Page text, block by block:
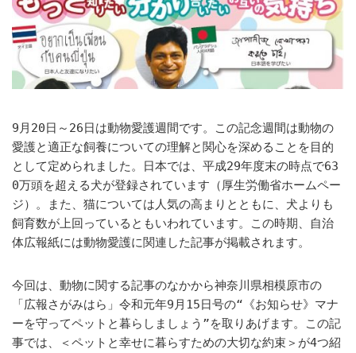
9月20日～26日は動物愛護週間です。この記念週間は動物の
愛護と適正な飼養についての理解と関心を深めることを目的
として定められました。日本では、平成29年度末の時点で63
0万頭を超える犬が登録されています（厚生労働省ホームペー
ジ）。また、猫については人気の高まりとともに、犬よりも
飼育数が上回っているともいわれています。この時期、自治
体広報紙には動物愛護に関連した記事が掲載されます。
今回は、動物に関する記事のなかから神奈川県相模原市の
「広報さがみはら」令和元年9月15日号の“《お知らせ》マナ
ーを守ってペットと暮らしましょう”を取りあげます。この記
事では、＜ペットと幸せに暮らすための大切な約束＞が4つ紹